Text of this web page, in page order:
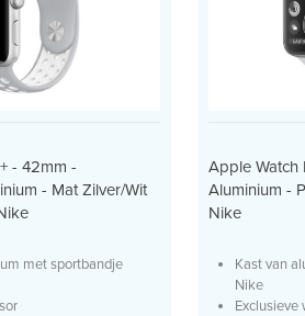
- 42mm -
- Mat Zilver/Wit
met sportbandje
Apple Watch
Aluminium -
Nike
Kast van
Nike
Exclusieve